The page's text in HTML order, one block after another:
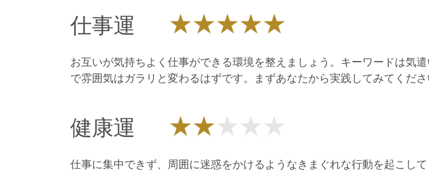
仕事運
お互いが気持ちよく仕事ができる環境を整えましょう。キーワードは気
で雰囲気はガラリと変わるはずです。まずあなたから実践してみてくださ
健康運
仕事に集中できず、周囲に迷惑をかけるようなきまぐれな行動を起こし